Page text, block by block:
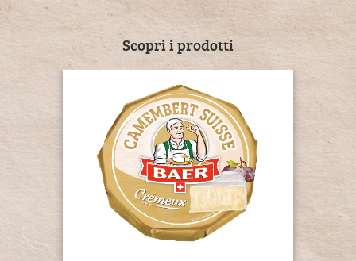
Scopri i prodotti